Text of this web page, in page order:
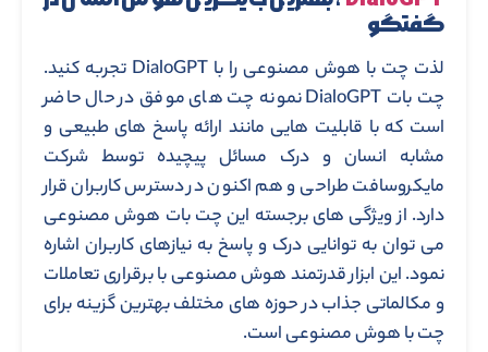
گفتگو
لذت چت با هوش مصنوعی را با DialoGPT تجربه کنید.
چت بات DialoGPT نمونه چت های موفق در حال حاضر
است که با قابلیت هایی مانند ارائه پاسخ های طبیعی و
مشابه انسان و درک مسائل پیچیده توسط شرکت
مایکروسافت طراحی و هم اکنون در دسترس کاربران قرار
دارد. از ویژگی های برجسته این چت بات هوش مصنوعی
می توان به توانایی درک و پاسخ به نیازهای کاربران اشاره
نمود. این ابزار قدرتمند هوش مصنوعی با برقراری تعاملات
و مکالماتی جذاب در حوزه های مختلف بهترین گزینه برای
چت با هوش مصنوعی است.